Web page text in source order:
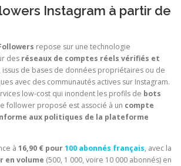
Instagram à partir de
repose sur une technologie
des réseaux de comptes réels vérifiés et
, issus de bases de données propriétaires ou de
avec des communautés actives sur Instagram.
low-cost qui inondent les profils de bots
follower proposé est associé à un compte
aux politiques de la plateforme
à 16,90 € pour100 abonnés français, avec la
en volume (500, 1 000, voire 10 000 abonnés) en